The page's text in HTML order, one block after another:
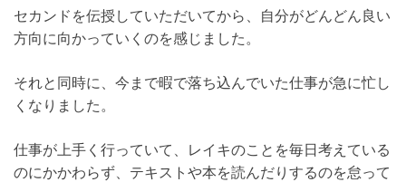
セカンドを伝授していただいてから、自分がどんどん良い
方向に向かっていくのを感じました。
それと同時に、今まで暇で落ち込んでいた仕事が急に忙し
くなりました。
仕事が上手く行っていて、レイキのことを毎日考えている
のにかかわらず、テキストや本を読んだりするのを怠って